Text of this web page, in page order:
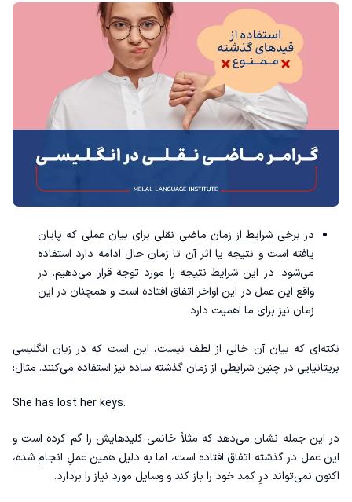
در برخی شرایط از زمان ماضی نقلی برای بیان عملی که پایان
یافته است و نتیجه یا اثر آن تا زمان حال ادامه دارد استفاده
می‌شود. در این شرایط نتیجه را مورد توجه قرار می‌دهیم. در
واقع این عمل در این اواخر اتفاق افتاده است و همچنان در این
زمان نیز برای ما اهمیت دارد.
نکته‌ای که بیان آن خالی از لطف نیست، این است که در زبان انگلیسی
بریتانیایی در چنین شرایطی از زمان گذشته ساده نیز استفاده می‌کنند‌. مثال:
She has lost her keys.
در این جمله نشان می‌دهد که مثلاً خانمی کلیدهایش را گم کرده است و
این عمل در گذشته اتفاق افتاده است، اما به دلیل همین عملِ انجام شده،
اکنون نمی‌تواند درِ کمد خود را باز کند و وسایل مورد نیاز را بردارد.